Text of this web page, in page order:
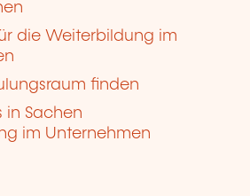
die Weiterbildung im
finden
in Sachen
im Unternehmen